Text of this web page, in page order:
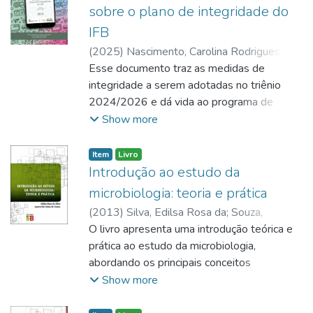
computador, periféricos, sistema
operacional, editor de texto, planilha
eletrônica, aplicativo de apresentação,
navegação na internet, sites de busca e
princípios de segurança digital. O material foi
elaborado para auxiliar estudantes de
cursos técnicos e de formação inicial e
continuada no desenvolvimento de
ferramentas computacionais.
sobre o plano de integridade do
IFB
(2025) Nascimento, Carolina Rodrigues de
Barcellos;Trajano, Kattiucy Sousa Costa
Santos, Bruno Ribeiro dos
Esse documento traz as medidas de
integridade a serem adotadas no triênio
2024/2026 e dá vida ao programa de
integridade da instituição – conjunto de
mecanismos de prevenção, detecção e
remediação de práticas de corrupção e
fraude, de irregularidades, ilícitos e outros
desvios éticos e de conduta, de violação ou
desrespeito a direitos, valores e princípios
que impactem a confiança, a credibilidade e
a reputação institucional.
Show more
Item Livro
Introdução ao estudo da
microbiologia: teoria e prática
(2013) Silva, Edilsa Rosa da; Souza,
Aparecida Sônia de
O livro apresenta uma introdução teórica e
prática ao estudo da microbiologia,
abordando os principais conceitos
relacionados ao mundo dos microrganismos,
Show more